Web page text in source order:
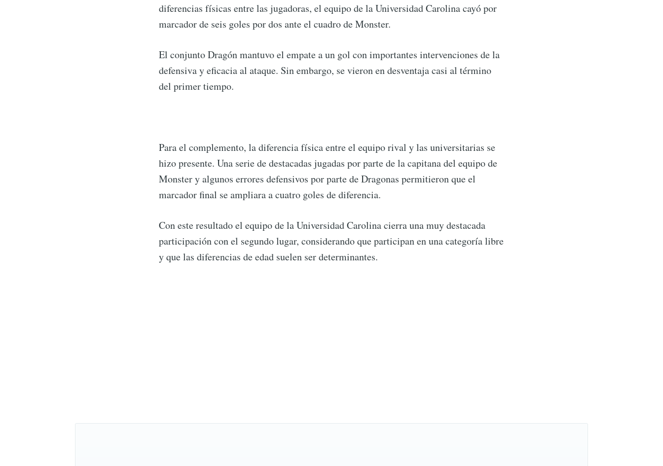
diferencias físicas entre las jugadoras, el equipo de la Universidad Carolina cayó por
marcador de seis goles por dos ante el cuadro de Monster.
El conjunto Dragón mantuvo el empate a un gol con importantes intervenciones de la
defensiva y eficacia al ataque. Sin embargo, se vieron en desventaja casi al término
del primer tiempo.
Para el complemento, la diferencia física entre el equipo rival y las universitarias se
hizo presente. Una serie de destacadas jugadas por parte de la capitana del equipo de
Monster y algunos errores defensivos por parte de Dragonas permitieron que el
marcador final se ampliara a cuatro goles de diferencia.
Con este resultado el equipo de la Universidad Carolina cierra una muy destacada
participación con el segundo lugar, considerando que participan en una categoría libre
y que las diferencias de edad suelen ser determinantes.
Subscribe to Conecta
Subscribe